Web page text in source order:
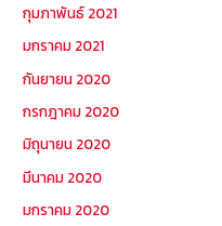
กุมภาพันธ์ 2021
มกราคม 2021
กันยายน 2020
กรกฎาคม 2020
มิถุนายน 2020
มีนาคม 2020
มกราคม 2020